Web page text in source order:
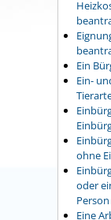
Ein
Ein-
ohne
oder
Eine